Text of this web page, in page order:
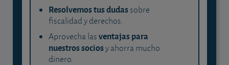
Resolvemos tus dudassobre
fiscalidad y derechos.
Aprovecha lasventajas para
nuestros sociosy ahorra mucho
dinero.